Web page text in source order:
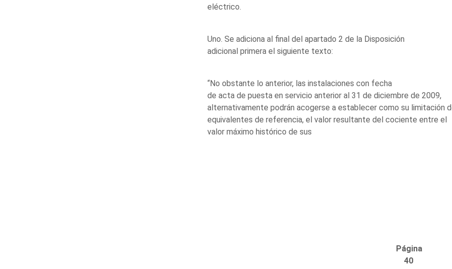
eléctrico.
Uno. Se adiciona al final del apartado 2 de la Disposición
adicional primera el siguiente texto:
“No obstante lo anterior, las instalaciones con fecha
de acta de puesta en servicio anterior al 31 de diciembre de 2009,
alternativamente podrán acogerse a establecer como su limitación
equivalentes de referencia, el valor resultante del cociente entre el
valor máximo histórico de sus
Página
40